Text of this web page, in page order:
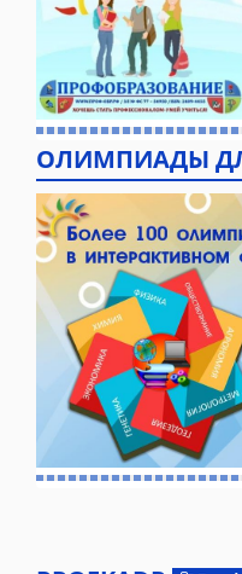
ОЛИМПИАДЫ